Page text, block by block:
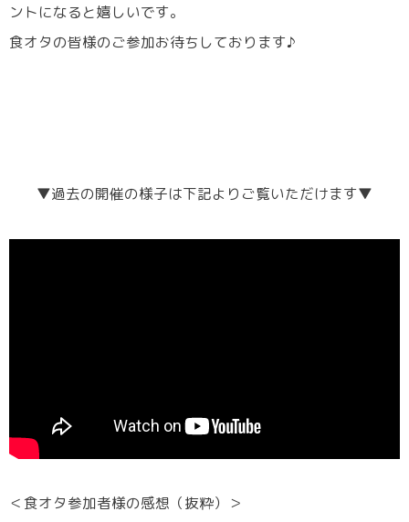
ントになると嬉しいです。
食オタの皆様のご参加お待ちしております♪
▼過去の開催の様子は下記よりご覧いただけます▼
＜食オタ参加者様の感想（抜粋）＞